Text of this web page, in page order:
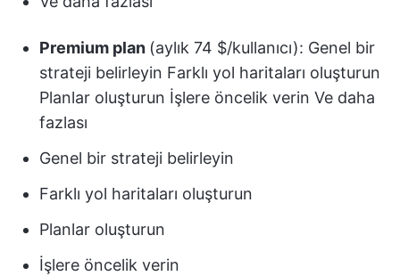
Premium plan (aylık 74 $/kullanıcı): Genel bir
strateji belirleyin Farklı yol haritaları oluşturun
Planlar oluşturun İşlere öncelik verin Ve daha
fazlası
Genel bir strateji belirleyin
Farklı yol haritaları oluşturun
Planlar oluşturun
İşlere öncelik verin